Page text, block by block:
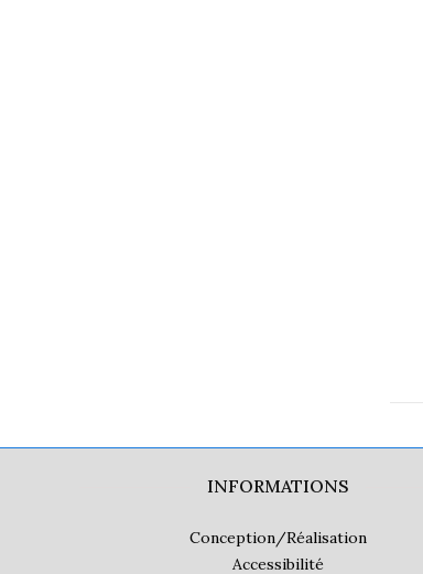
INFORMATIONS
Conception/Réalisation
Accessibilité